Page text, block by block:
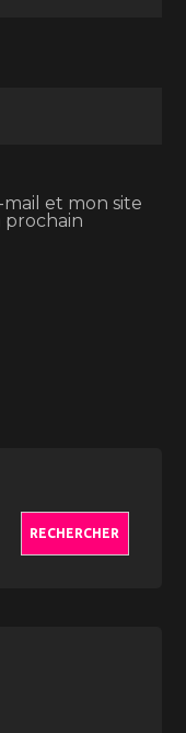
et mon site
prochain
RECHERCHER